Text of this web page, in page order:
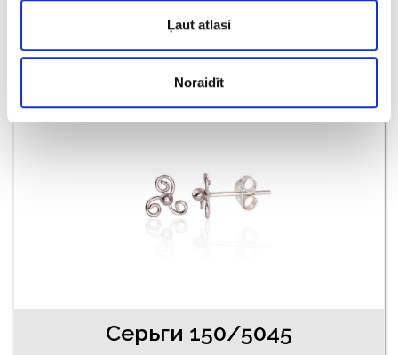
Ļaut atlasi
Noraidīt
€ 5.50
ДОБАВИТЬ В КОРЗИНУ
Серьги 150/5045